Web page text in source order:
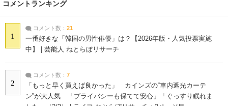
コメントランキング
1
コメント数： 21
一番好きな「韓国の男性俳優」は？【2026年版・人気投票実施
中】 | 芸能人 ねとらぼリサーチ
2
コメント数： 7
「もっと早く買えば良かった」 カインズの“車内遮光カーテ
ン”が大人気 「プライバシーも保てて安心」「ぐっすり眠れま